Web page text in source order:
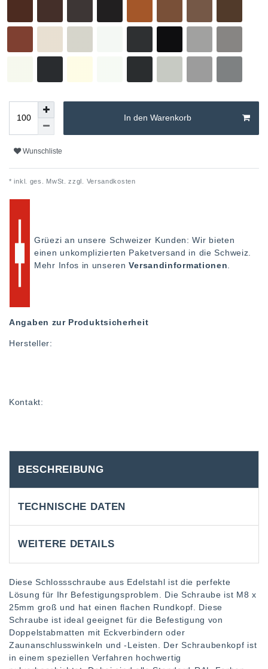
In den Warenkorb
Wunschliste
* inkl. ges. MwSt. zzgl. Versandkosten
Grüezi an unsere Schweizer Kunden: Wir bieten
einen unkomplizierten Paketversand in die Schweiz.
Mehr Infos in unserenVersandinformationen
Angaben zur Produktsicherheit
Hersteller:
Kontakt:
BESCHREIBUNG
TECHNISCHE DATEN
WEITERE DETAILS
Diese Schlossschraube aus Edelstahl ist die perfekte
Lösung für Ihr Befestigungsproblem. Die Schraube ist M8 x
25mm groß und hat einen flachen Rundkopf. Diese
Schraube ist ideal geeignet für die Befestigung von
Doppelstabmatten mit Eckverbindern oder
Zaunanschlusswinkeln und -Leisten. Der Schraubenkopf ist
in einem speziellen Verfahren hochwertig